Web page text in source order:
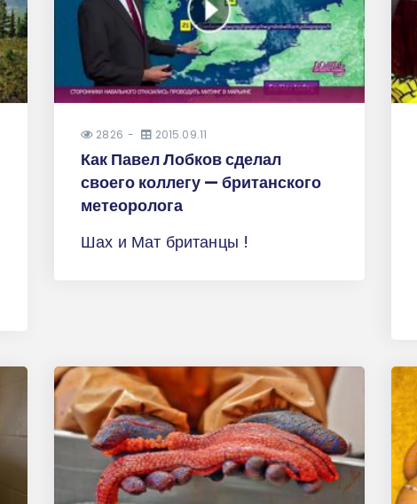
2826 2015.09.11
Как Павел Лобков сделал
своего коллегу — британского
метеоролога
Шах и Мат британцы !